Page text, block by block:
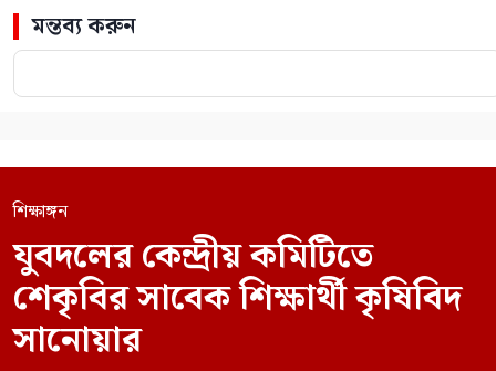
মন্তব্য করুন
শিক্ষাঙ্গন
যুবদলের কেন্দ্রীয় কমিটিতে
শেকৃবির সাবেক শিক্ষার্থী কৃষিবিদ
সানোয়ার